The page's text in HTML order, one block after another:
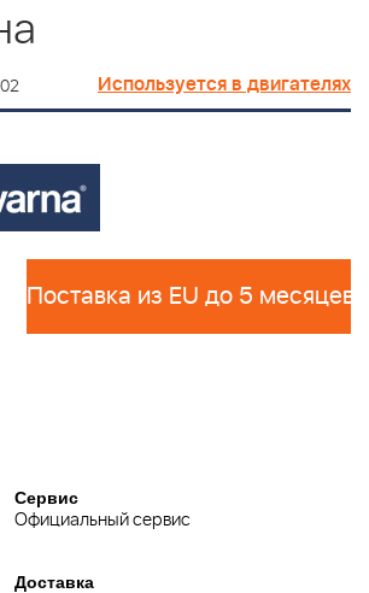
Используется в двигателях
Поставка из EU до 5 месяцев
Сервис
Официальный сервис
Доставка